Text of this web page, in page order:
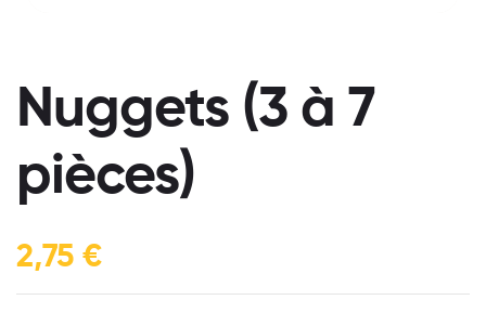
Nuggets (3 à 7
pièces)
2,75 €